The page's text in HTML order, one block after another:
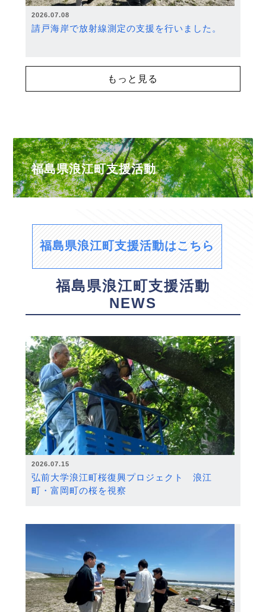
2026.07.08
請戸海岸で放射線測定の支援を行いました。
もっと見る
福島県浪江町支援活動
福島県浪江町支援活動はこちら
福島県浪江町支援活動
NEWS
2026.07.15
弘前大学浪江町桜復興プロジェクト 浪江
町・富岡町の桜を視察